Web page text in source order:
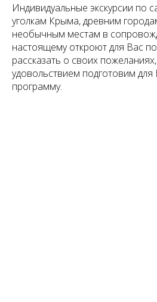
Индивидуальные экскурсии по
уголкам Крыма, древним
необычным местам в
настоящему откроют для Вас
рассказать о своих
удовольствием подготовим
программу.